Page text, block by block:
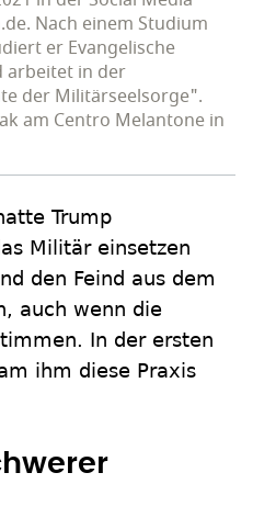
Nach einem Studium
er Evangelische
arbeitet in der
der Militärseelsorge".
am Centro Melantone in
Trump
Militär einsetzen
den Feind aus dem
auch wenn die
In der ersten
ihm diese Praxis